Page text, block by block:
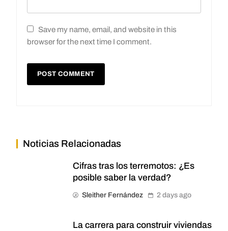
Save my name, email, and website in this
browser for the next time I comment.
Noticias Relacionadas
Cifras tras los terremotos: ¿Es
posible saber la verdad?
Sleither Fernández 2 days ago
La carrera para construir viviendas